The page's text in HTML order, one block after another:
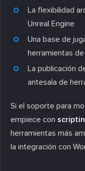
La flexibilidad
Unreal Engine
Una base de
herramientas
La publicación
antesala de
Si el soporte para
empiece con
herramientas más
la integración con